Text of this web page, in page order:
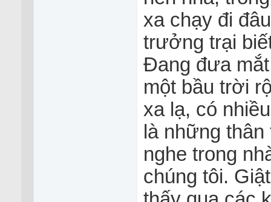
xa chạy đi
trưởng trại
Đang đưa
một bầu trời
xa lạ, có
là những
nghe trong
chúng tôi.